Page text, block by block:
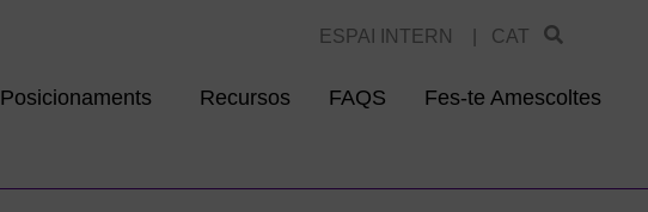
ESPAI INTERN | CAT
Posicionaments Recursos FAQS Fes-te Amescoltes